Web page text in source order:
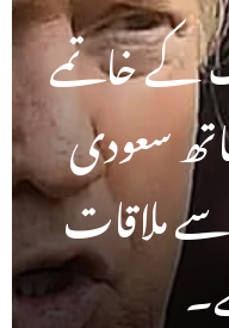
کے خاتمے
سعودی
ملاقات